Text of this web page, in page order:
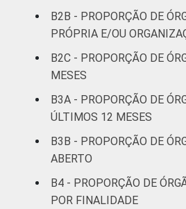
B2B - PROPORÇÃO DE
PRÓPRIA E/OU
B2C - PROPORÇÃO DE
MESES
B3A - PROPORÇÃO DE
ÚLTIMOS 12 MESES
B3B - PROPORÇÃO DE
ABERTO
B4 - PROPORÇÃO DE
POR FINALIDADE